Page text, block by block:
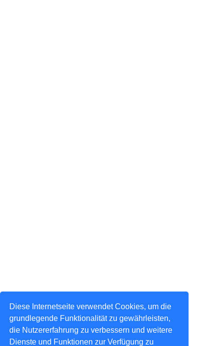
Diese Internetseite verwendet Cookies, um die
grundlegende Funktionalität zu gewährleisten,
die Nutzererfahrung zu verbessern und weitere
Dienste und Funktionen zur Verfügung zu